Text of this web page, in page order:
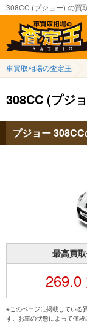
308CC (プジョー) の買
車買取相場の査定王
308CC (プジ
プジョー
最高買
269.0
※このページに掲載している
す。お車の状態によって値段